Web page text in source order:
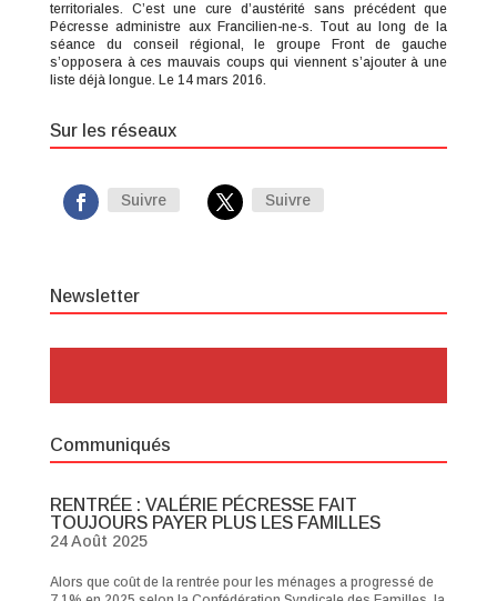
territoriales. C’est une cure d’austérité sans précédent que
Pécresse administre aux Francilien-ne-s. Tout au long de la
séance du conseil régional, le groupe Front de gauche
s’opposera à ces mauvais coups qui viennent s’ajouter à une
liste déjà longue. Le 14 mars 2016.
Sur les réseaux
Suivre Suivre
Newsletter
Communiqués
RENTRÉE : VALÉRIE PÉCRESSE FAIT
TOUJOURS PAYER PLUS LES FAMILLES
24 Août 2025
Alors que coût de la rentrée pour les ménages a progressé de